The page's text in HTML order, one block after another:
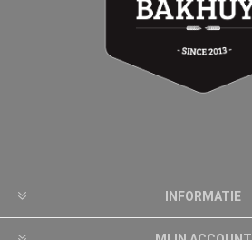
INFORMATIE